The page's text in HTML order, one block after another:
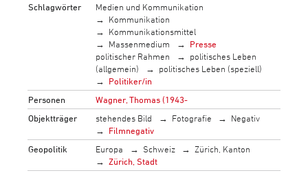
Schlagwörter
Medien und Kommunikation
Kommunikation
Kommunikationsmittel
Massenmedium
Presse
politischer Rahmen
politisches Leben
(allgemein)
politisches Leben (speziell)
Politiker/in
Personen
Wagner, Thomas (1943-
Objektträger
stehendes Bild Fotografie
Negativ
Filmnegativ
Geopolitik
Europa Schweiz
Zürich, Kanton
Zürich, Stadt